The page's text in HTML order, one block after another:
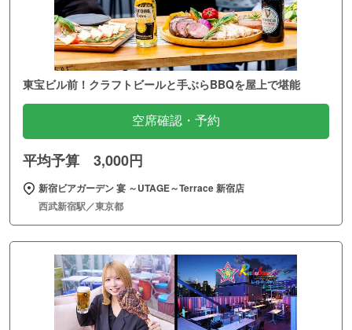
東宝ビル前！クラフトビールと手ぶらBBQを屋上で堪能
空席確認・予約
平均予算 3,000円
新宿ビアガーデン 宴 ～UTAGE～Terrace 新宿店
西武新宿駅／東京都